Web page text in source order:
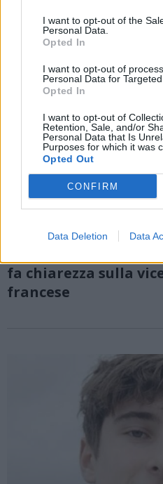
I want to opt-out of the
Personal Data.
Opted In
I want to opt-out of
Personal Data for Targeted
Opted In
I want to opt-out of
Retention, Sale, and/or
Personal Data that Is
Purposes for which it was
Opted Out
CONFIRM
Data Deletion Data
«Ladra di bambini»
fa chiarezza sulla
francese